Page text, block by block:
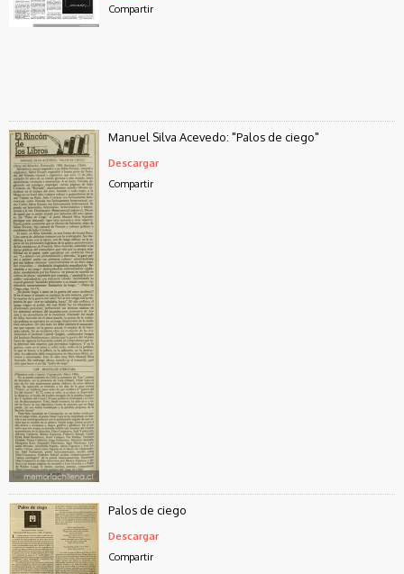
Compartir
Manuel Silva Acevedo: "Palos de ciego"
Descargar
Compartir
Palos de ciego
Descargar
Compartir